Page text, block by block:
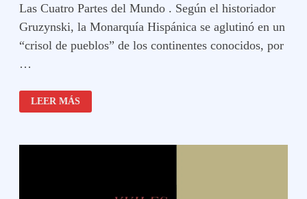
Las Cuatro Partes del Mundo . Según el historiador
Gruzynski, la Monarquía Hispánica se aglutinó en un
“crisol de pueblos” de los continentes conocidos, por
…
LAS
CUATRO
PARTES
LEER MÁS